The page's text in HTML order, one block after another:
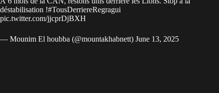
déstabilisation !#TousDerriereRegragui
pic.twitter.com/jjcprDjBXH
— Mounim El houbba (@mountakhabnett) June 13, 2025